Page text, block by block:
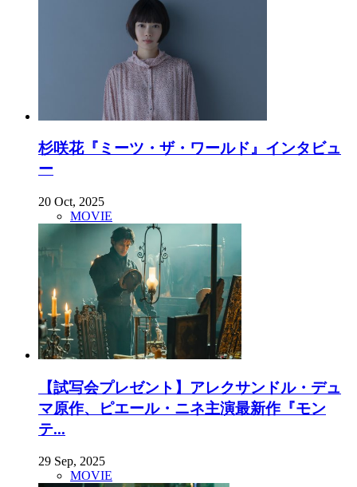
杉咲花『ミーツ・ザ・ワールド』インタビュ
ー
20 Oct, 2025
MOVIE
【試写会プレゼント】アレクサンドル・デュ
マ原作、ピエール・ニネ主演最新作『モン
テ...
29 Sep, 2025
MOVIE